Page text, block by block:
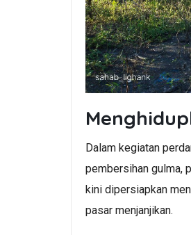
Dalam kegiatan
pembersihan gulma,
kini dipersiapkan
pasar menjanjikan.